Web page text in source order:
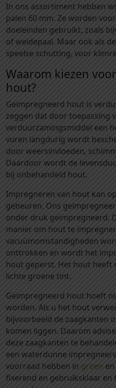
e
ï
m
p
r
g
n
e
e
r
d
e
p
a
e
n
6
0
m
m
l
e
g
t
e
1
2
0
0
m
In ons assortiment hebben
palen 60 mm. Ze worden
doeleinden gebruikt, zoals
of weidepaal. Maar ook als
speelse schutting, voor
Waarom kiezen
hout?
Geïmpregneerd hout is
zeggen dat door toepassing
verduurzamingsmiddel een
vuren langdurig wordt
door weersinvloeden,
Daardoor wordt de
bij onbehandeld hout.
Impregneren van hout kan
gebeuren. Ons
onder druk geïmpregneerd.
manier om hout te
vacuümomstandigheden
onttrokken en wordt het
hout geperst. Het hout heeft
lichte groene tint.
Geïmpregneerd hout hoeft
worden. Als u het hout
bijvoorbeeld de zaagkanten
komen liggen. Daarom
deze zaagkanten te
een waterdunne
voorraad hebben in groen en
fixerend en gebruiksklaar en